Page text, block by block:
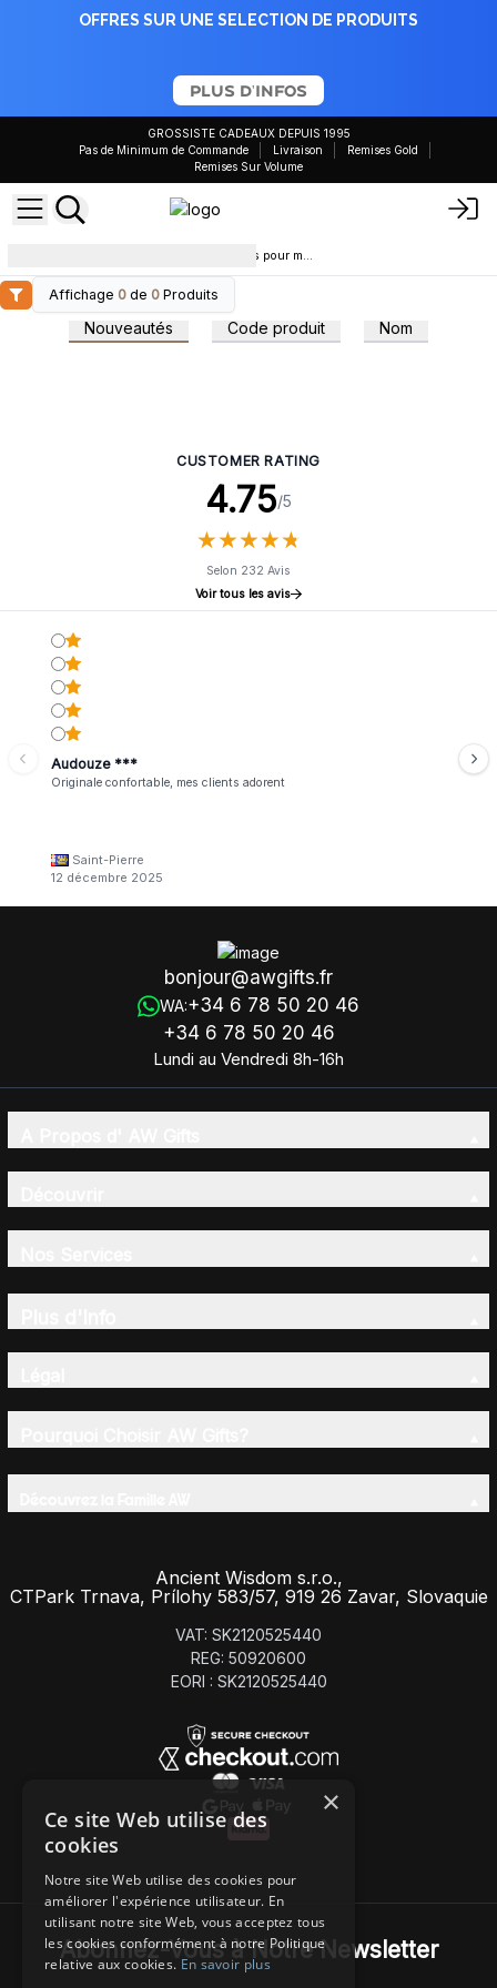
OFFRES SUR UNE SELECTION DE PRODUITS
PLUS D'INFOS
GROSSISTE CADEAUX DEPUIS 1995
Pas de Minimum de Commande
Livraison
Remises Gold
Remises Sur Volume
Les 5 meilleures huiles essentielles pour mieux dormir
Affichage 0 de 0 Produits
Nouveautés Code produit Nom
CUSTOMER RATING
4.75/5
★★★★★
★★★★★
Selon 232 Avis
Voir tous les avis
Audouze ***
Originale confortable, mes clients adorent
Saint-Pierre
12 décembre 2025
bonjour@awgifts.fr
WA:+34 6 78 50 20 46
+34 6 78 50 20 46
Lundi au Vendredi 8h-16h
Ancient Wisdom s.r.o.,
CTPark Trnava, Prílohy 583/57, 919 26 Zavar, Slovaquie
VAT: SK2120525440
REG: 50920600
EORI : SK2120525440
Abonnez-Vous à Notre Newsletter
×
Ce site Web utilise des
cookies
Notre site Web utilise des cookies pour
améliorer l'expérience utilisateur. En
utilisant notre site Web, vous acceptez tous
les cookies conformément à notre Politique
relative aux cookies.En savoir plus